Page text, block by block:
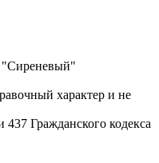
"Сиреневый"
характер и не
Гражданского кодекса